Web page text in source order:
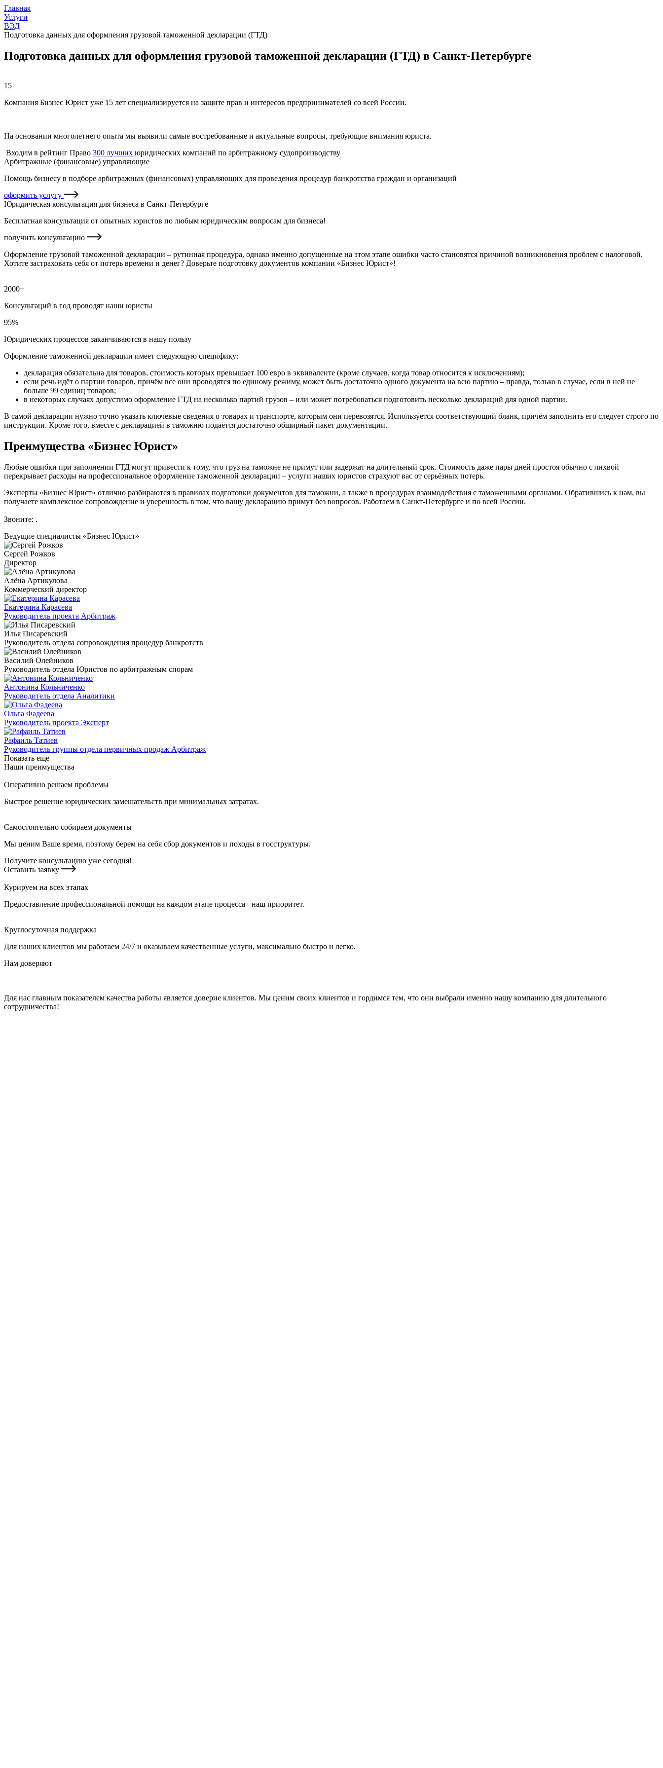
Главная
Услуги
ВЭД
Подготовка данных для оформления грузовой таможенной декларации (ГТД)
Подготовка данных для оформления грузовой таможенной декларации (ГТД) в Санкт-Петербурге
15
Компания Бизнес Юрист уже 15 лет специализируется на защите прав и интересов предпринимателей со всей России.
На основании многолетнего опыта мы выявили самые востребованные и актуальные вопросы, требующие внимания юриста.
Входим в рейтинг Право 300 лучших юридических компаний по арбитражному судопроизводству
Арбитражные (финансовые) управляющие
Помощь бизнесу в подборе арбитражных (финансовых) управляющих для проведения процедур банкротства граждан и организаций
оформить услугу
Юридическая консультация для бизнеса в Санкт-Петербурге
Бесплатная консультация от опытных юристов по любым юридическим вопросам для бизнеса!
получить консультацию
Оформление грузовой таможенной декларации – рутинная процедура, однако именно допущенные на этом этапе ошибки часто становятся причиной возникновения проблем с налоговой.
Хотите застраховать себя от потерь времени и денег? Доверьте подготовку документов компании «Бизнес Юрист»!
2000+
Консультаций в год проводят наши юристы
95%
Юридических процессов заканчиваются в нашу пользу
Оформление таможенной декларации имеет следующую специфику:
декларация обязательна для товаров, стоимость которых превышает 100 евро в эквиваленте (кроме случаев, когда товар относится к исключениям);
если речь идёт о партии товаров, причём все они проводятся по единому режиму, может быть достаточно одного документа на всю партию – правда, только в случае, если в ней не
больше 99 единиц товаров;
в некоторых случаях допустимо оформление ГТД на несколько партий грузов – или может потребоваться подготовить несколько деклараций для одной партии.
В самой декларации нужно точно указать ключевые сведения о товарах и транспорте, которым они перевозятся. Используется соответствующий бланк, причём заполнить его следует строго по
инструкции. Кроме того, вместе с декларацией в таможню подаётся достаточно обширный пакет документации.
Преимущества «Бизнес Юрист»
Любые ошибки при заполнении ГТД могут привести к тому, что груз на таможне не примут или задержат на длительный срок. Стоимость даже пары дней простоя обычно с лихвой
перекрывает расходы на профессиональное оформление таможенной декларации – услуги наших юристов страхуют вас от серьёзных потерь.
Эксперты «Бизнес Юрист» отлично разбираются в правилах подготовки документов для таможни, а также в процедурах взаимодействия с таможенными органами. Обратившись к нам, вы
получаете комплексное сопровождение и уверенность в том, что вашу декларацию примут без вопросов. Работаем в Санкт-Петербурге и по всей России.
Звоните: .
Ведущие специалисты «Бизнес Юрист»
Сергей Рожков
Директор
Алёна Артикулова
Коммерческий директор
Екатерина Карасева
Руководитель проекта Арбитраж
Илья Писаревский
Руководитель отдела сопровождения процедур банкротств
Василий Олейников
Руководитель отдела Юристов по арбитражным спорам
Антонина Кольниченко
Руководитель отдела Аналитики
Ольга Фадеева
Руководитель проекта Эксперт
Рафаиль Татиев
Руководитель группы отдела первичных продаж Арбитраж
Показать еще
Наши преимущества
Оперативно решаем проблемы
Быстрое решение юридических замешательств при минимальных затратах.
Самостоятельно собираем документы
Мы ценим Ваше время, поэтому берем на себя сбор документов и походы в госструктуры.
Получите консультацию уже сегодня!
Оставить заявку
Курируем на всех этапах
Предоставление профессиональной помощи на каждом этапе процесса - наш приоритет.
Круглосуточная поддержка
Для наших клиентов мы работаем 24/7 и оказываем качественные услуги, максимально быстро и легко.
Нам доверяют
Для нас главным показателем качества работы является доверие клиентов. Мы ценим своих клиентов и гордимся тем, что они выбрали именно нашу компанию для длительного
сотрудничества!